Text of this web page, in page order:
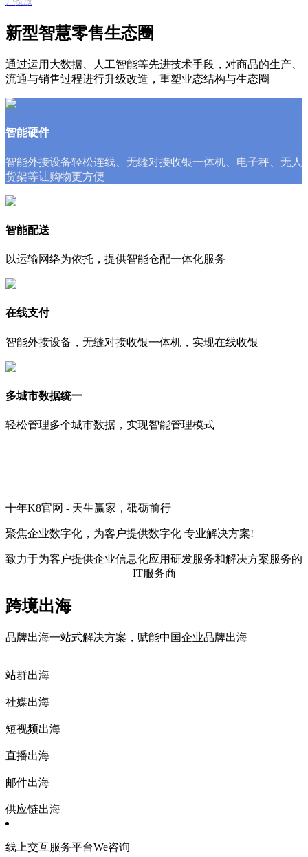
新型智慧零售生态圈
通过运用大数据、人工智能等先进技术手段，对商品的生产、
流通与销售过程进行升级改造，重塑业态结构与生态圈
智能硬件
智能外接设备轻松连线、无缝对接收银一体机、电子秤、无人
货架等让购物更方便
智能配送
以运输网络为依托，提供智能仓配一体化服务
在线支付
智能外接设备，无缝对接收银一体机，实现在线收银
多城市数据统一
轻松管理多个城市数据，实现智能管理模式
十年K8官网 - 天生赢家，砥砺前行
聚焦企业数字化， 为客户提供数字化 专业解决方案!
致力于为客户提供企业信息化应用研发服务和解决方案服务的
IT服务商
跨境出海
品牌出海一站式解决方案，赋能中国企业品牌出海
站群出海
社媒出海
短视频出海
直播出海
邮件出海
供应链出海
线上交互服务平台We咨询